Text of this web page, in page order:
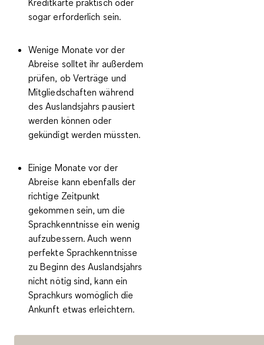
sogar erforderlich sein.
Wenige Monate vor der
Abreise solltet ihr außerdem
prüfen, ob Verträge und
Mitgliedschaften während
des Auslandsjahrs pausiert
werden können oder
gekündigt werden müssten.
Einige Monate vor der
Abreise kann ebenfalls der
richtige Zeitpunkt
gekommen sein, um die
Sprachkenntnisse ein wenig
aufzubessern. Auch wenn
perfekte Sprachkenntnisse
zu Beginn des Auslandsjahrs
nicht nötig sind, kann ein
Sprachkurs womöglich die
Ankunft etwas erleichtern.